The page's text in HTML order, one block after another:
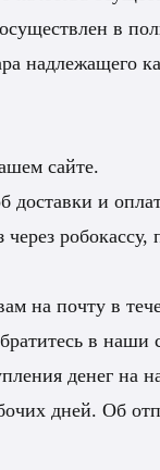
в
надлежащего
сайте.
доставки и
через
на почту в
в наши
денег
дней. Об